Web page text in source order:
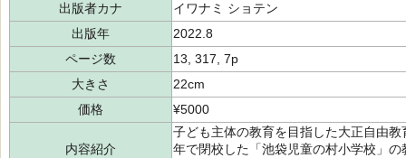
出版者カナ
イワナミ ショテン
出版年
2022.8
ページ数
13, 317, 7p
大きさ
22cm
価格
¥5000
内容紹介
子ども主体の教育を目指した大正自由
年で閉校した「池袋児童の村小学校」